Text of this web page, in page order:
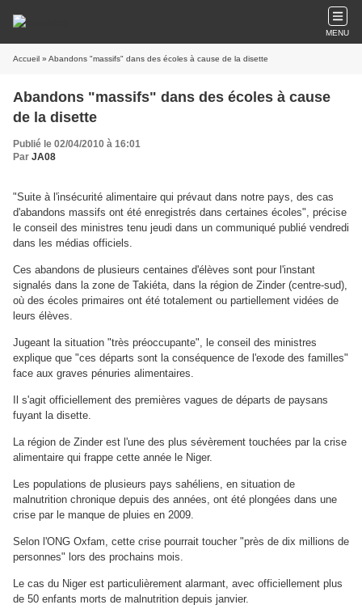
MENU
Accueil » Abandons "massifs" dans des écoles à cause de la disette
Abandons "massifs" dans des écoles à cause
de la disette
Publié le 02/04/2010 à 16:01
Par JA08
"Suite à l'insécurité alimentaire qui prévaut dans notre pays, des cas
d'abandons massifs ont été enregistrés dans certaines écoles", précise
le conseil des ministres tenu jeudi dans un communiqué publié vendredi
dans les médias officiels.
Ces abandons de plusieurs centaines d'élèves sont pour l'instant
signalés dans la zone de Takiéta, dans la région de Zinder (centre-sud),
où des écoles primaires ont été totalement ou partiellement vidées de
leurs élèves.
Jugeant la situation "très préoccupante", le conseil des ministres
explique que "ces départs sont la conséquence de l'exode des familles"
face aux graves pénuries alimentaires.
Il s'agit officiellement des premières vagues de départs de paysans
fuyant la disette.
La région de Zinder est l'une des plus sévèrement touchées par la crise
alimentaire qui frappe cette année le Niger.
Les populations de plusieurs pays sahéliens, en situation de
malnutrition chronique depuis des années, ont été plongées dans une
crise par le manque de pluies en 2009.
Selon l'ONG Oxfam, cette crise pourrait toucher "près de dix millions de
personnes" lors des prochains mois.
Le cas du Niger est particulièrement alarmant, avec officiellement plus
de 50 enfants morts de malnutrition depuis janvier.